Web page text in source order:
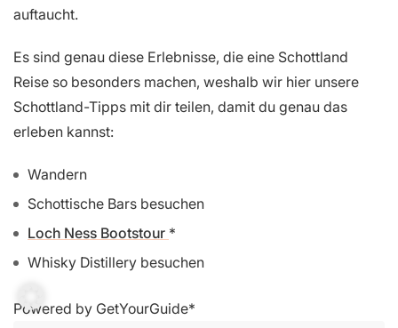
auftaucht.
Es sind genau diese Erlebnisse, die eine Schottland
Reise so besonders machen, weshalb wir hier unsere
Schottland-Tipps mit dir teilen, damit du genau das
erleben kannst:
Wandern
Schottische Bars besuchen
Loch Ness Bootstour
Whisky Distillery besuchen
Powered by GetYourGuide